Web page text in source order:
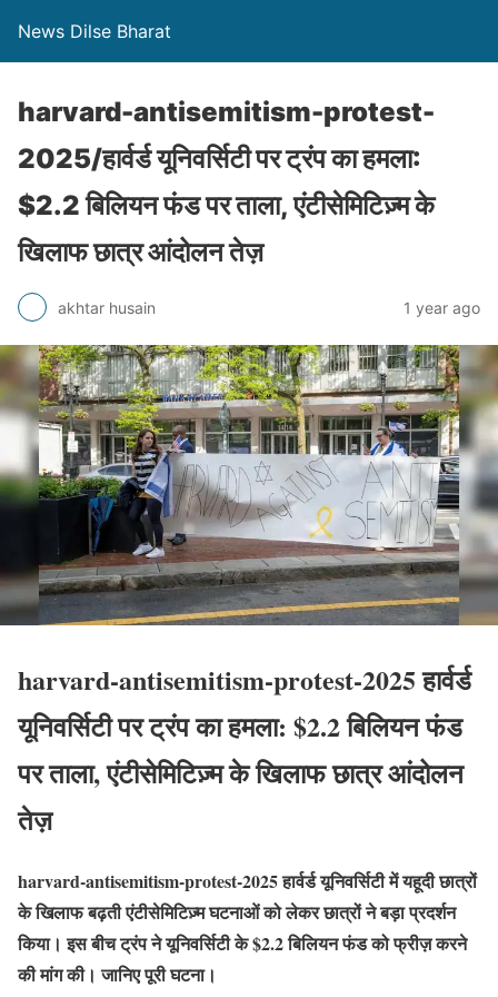
News Dilse Bharat
harvard-antisemitism-protest-
2025/हार्वर्ड यूनिवर्सिटी पर ट्रंप का हमला:
$2.2 बिलियन फंड पर ताला, एंटीसेमिटिज़्म के
खिलाफ छात्र आंदोलन तेज़
akhtar husain 1 year ago
harvard-antisemitism-protest-2025 हार्वर्ड
यूनिवर्सिटी पर ट्रंप का हमला: $2.2 बिलियन फंड
पर ताला, एंटीसेमिटिज़्म के खिलाफ छात्र आंदोलन
तेज़
harvard-antisemitism-protest-2025 हार्वर्ड यूनिवर्सिटी में यहूदी छात्रों
के खिलाफ बढ़ती एंटीसेमिटिज़्म घटनाओं को लेकर छात्रों ने बड़ा प्रदर्शन
किया।इस बीच ट्रंप ने यूनिवर्सिटी के $2.2 बिलियन फंड को फ्रीज़ करने
की मांग की। जानिए पूरी घटना।